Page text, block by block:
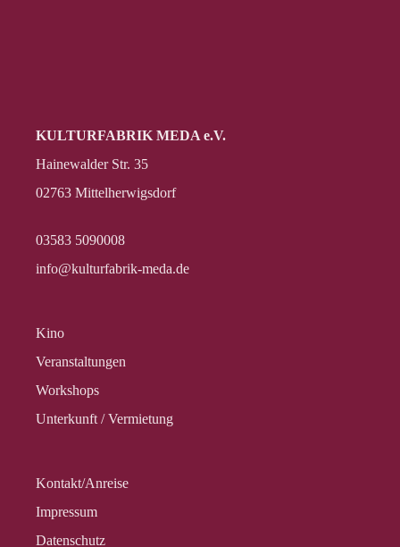
KULTURFABRIK MEDA e.V.
Hainewalder Str. 35
02763 Mittelherwigsdorf
03583 5090008
info@kulturfabrik-meda.de
Kino
Veranstalt­ungen
Workshops
Unterkunft / Vermietung
Kontakt/Anreise
Impressum
Datenschutz